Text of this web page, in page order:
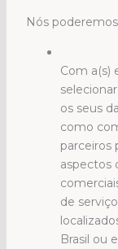
Nós
Com a(s)
os seus
como
parceiros
aspectos
de
Brasil ou